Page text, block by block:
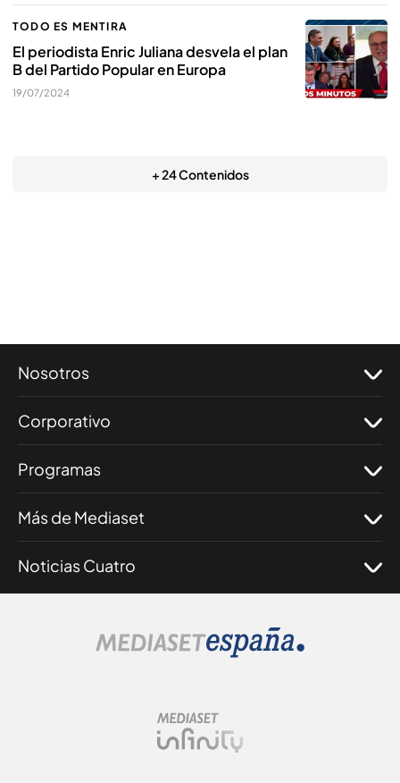
TODO ES MENTIRA
El periodista Enric Juliana desvela el plan
B del Partido Popular en Europa
19/07/2024
+ 24 Contenidos
Nosotros
Corporativo
Programas
Más de Mediaset
Noticias Cuatro